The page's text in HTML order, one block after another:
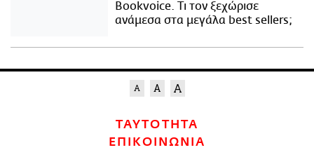
Bookvoice. Τι τον ξεχώρισε
ανάμεσα στα μεγάλα best sellers;
ΤΑΥΤΟΤΗΤΑ
ΕΠΙΚΟΙΝΩΝΙΑ